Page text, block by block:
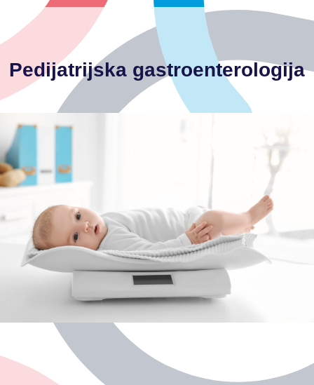
Pedijatrijska gastroenterologija
Glavne indikacije za pregled pedijatra gastroenterologa:
-poremećaji pražnjenja crijeva
-poremećaji rada crijeva
-gastroezofagealni refluks
-poremećaji hranjenja
-ponavljajuće povraćanje
-bolesti gušterače